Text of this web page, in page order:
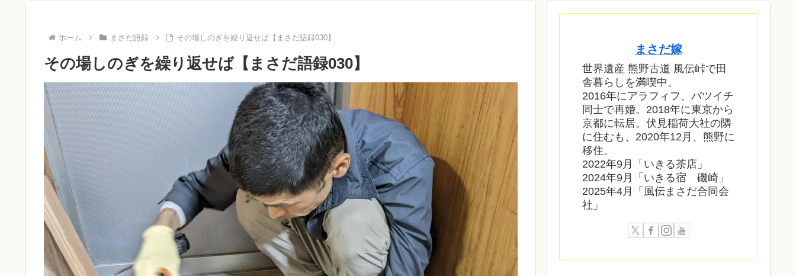
ホーム まさだ語録 その場しのぎを繰り返せば【まさだ語録030】
その場しのぎを繰り返せば【まさだ語録030】
まさだ嫁
世界遺産 熊野古道 風伝峠で田
舎暮らしを満喫中。
2016年にアラフィフ、バツイチ
同士で再婚。2018年に東京から
京都に転居。伏見稲荷大社の隣
に住むも、2020年12月、熊野に
移住。
2022年9月「いきる茶店」
2024年9月「いきる宿 磯崎」
2025年4月「風伝まさだ合同会
社」